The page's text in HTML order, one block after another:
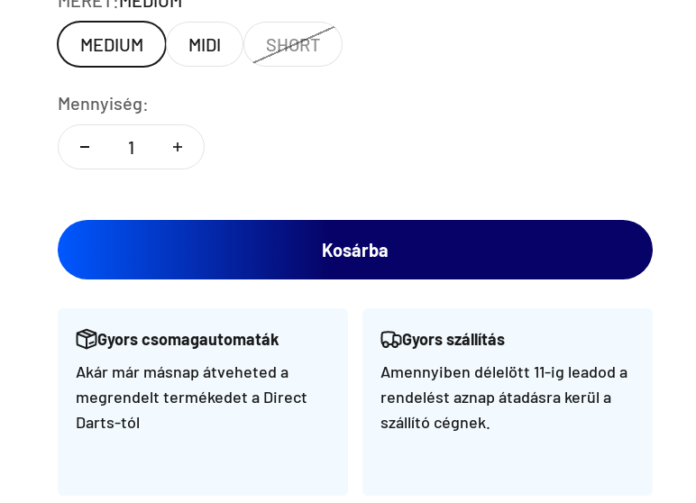
MEDIUM MIDI SHORT
Mennyiség:
Kosárba
Gyors csomagautomaták
Akár már másnap átveheted a
megrendelt termékedet a Direct
Darts-tól
Gyors szállítás
Amennyiben délelött 11-ig leadod a
rendelést aznap átadásra kerül a
szállító cégnek.